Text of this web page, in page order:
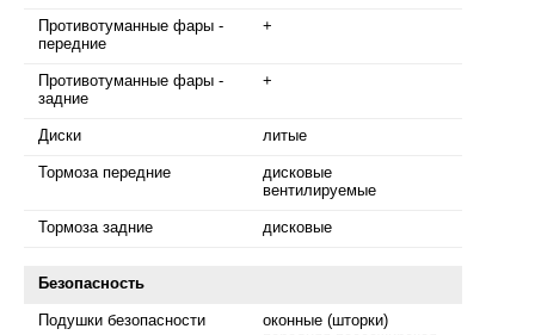
Противотуманные фары -
передние
+
Противотуманные фары -
задние
+
Диски литые
Тормоза передние
дисковые
вентилируемые
Тормоза задние дисковые
Безопасность
Подушки безопасности
оконные (шторки)